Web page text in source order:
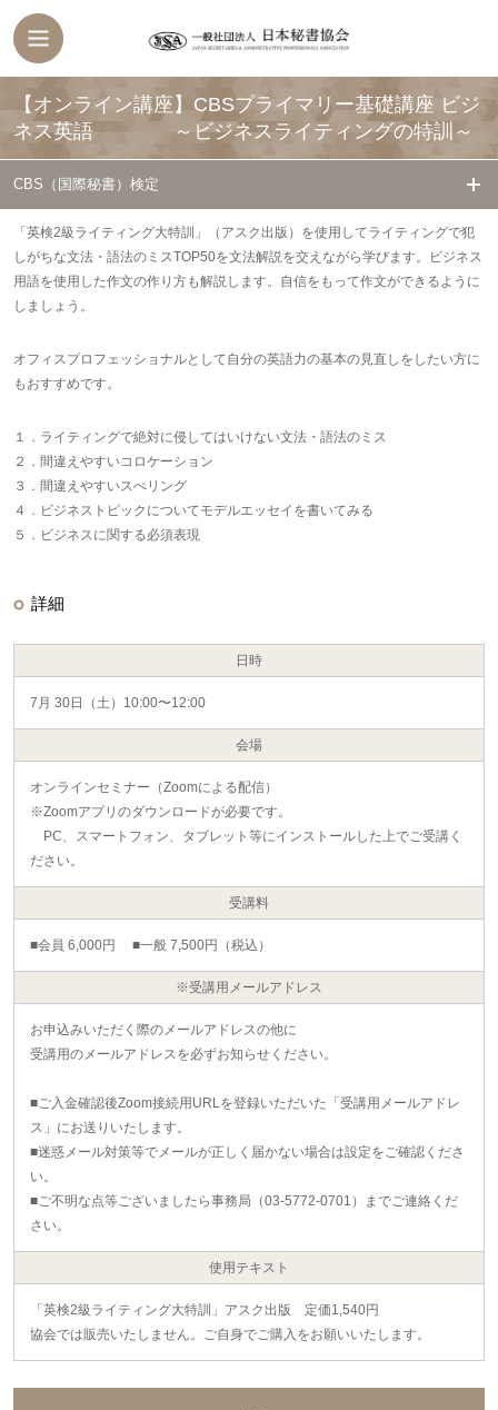
【オンライン講座】CBSプライマリー基礎講座 ビジ
ネス英語 ～ビジネスライティングの特訓～
CBS（国際秘書）検定
「英検2級ライティング大特訓」（アスク出版）を使用してライティングで犯
しがちな文法・語法のミスTOP50を文法解説を交えながら学びます。ビジネス
用語を使用した作文の作り方も解説します。自信をもって作文ができるように
しましょう。
オフィスプロフェッショナルとして自分の英語力の基本の見直しをしたい方に
もおすすめです。
１．ライティングで絶対に侵してはいけない文法・語法のミス
２．間違えやすいコロケーション
３．間違えやすいスぺリング
４．ビジネストピックについてモデルエッセイを書いてみる
５．ビジネスに関する必須表現
詳細
日時
7月 30日（土）10:00〜12:00
会場
オンラインセミナー（Zoomによる配信）
※Zoomアプリのダウンロードが必要です。
PC、スマートフォン、タブレット等にインストールした上でご受講く
ださい。
受講料
■会員 6,000円 ■一般 7,500円（税込）
※受講用メールアドレス
お申込みいただく際のメールアドレスの他に
受講用のメールアドレスを必ずお知らせください。
■ご入金確認後Zoom接続用URLを登録いただいた「受講用メールアドレ
ス」にお送りいたします。
■迷惑メール対策等でメールが正しく届かない場合は設定をご確認くださ
い。
■ご不明な点等ございましたら事務局（03-5772-0701）までご連絡くだ
さい。
使用テキスト
「英検2級ライティング大特訓」アスク出版 定価1,540円
協会では販売いたしません。ご自身でご購入をお願いいたします。